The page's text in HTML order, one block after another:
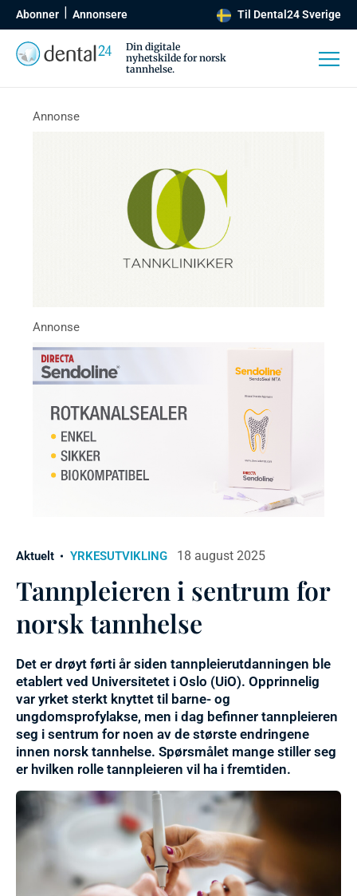
Abonner Annonsere Til Dental24 Sverige
Din digitale
nyhetskilde for norsk
tannhelse.
Aktuelt YRKESUTVIKLING 18 august 2025
Tannpleieren i sentrum for
norsk tannhelse
Det er drøyt førti år siden tannpleierutdanningen ble
etablert ved Universitetet i Oslo (UiO). Opprinnelig
var yrket sterkt knyttet til barne- og
ungdomsprofylakse, men i dag befinner tannpleieren
seg i sentrum for noen av de største endringene
innen norsk tannhelse. Spørsmålet mange stiller seg
er hvilken rolle tannpleieren vil ha i fremtiden.